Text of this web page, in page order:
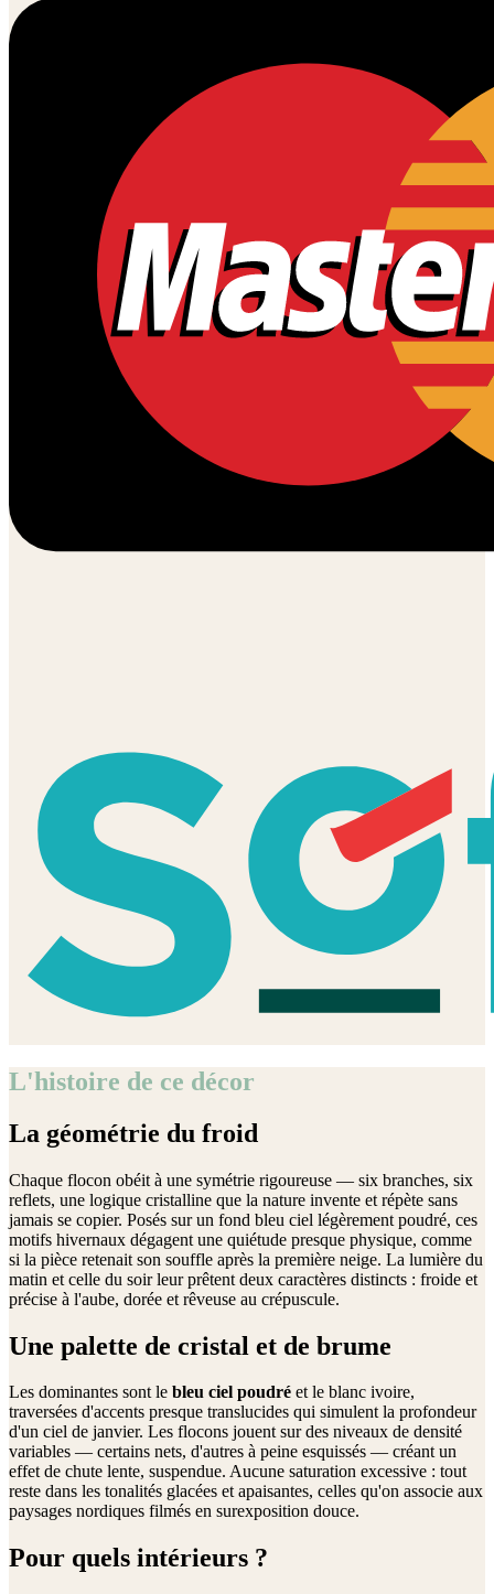
L'histoire de ce décor
La géométrie du froid
Chaque flocon obéit à une symétrie rigoureuse — six branches, six
reflets, une logique cristalline que la nature invente et répète sans
jamais se copier. Posés sur un fond bleu ciel légèrement poudré, ces
motifs hivernaux dégagent une quiétude presque physique, comme
si la pièce retenait son souffle après la première neige. La lumière du
matin et celle du soir leur prêtent deux caractères distincts : froide et
précise à l'aube, dorée et rêveuse au crépuscule.
Une palette de cristal et de brume
Les dominantes sont le bleu ciel poudré et le blanc ivoire,
traversées d'accents presque translucides qui simulent la profondeur
d'un ciel de janvier. Les flocons jouent sur des niveaux de densité
variables — certains nets, d'autres à peine esquissés — créant un
effet de chute lente, suspendue. Aucune saturation excessive : tout
reste dans les tonalités glacées et apaisantes, celles qu'on associe aux
paysages nordiques filmés en surexposition douce.
Pour quels intérieurs ?